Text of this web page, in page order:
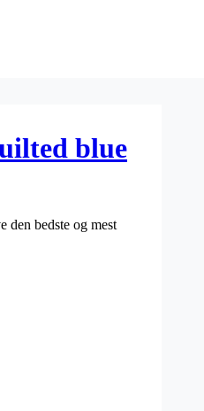
blue
den bedste og mest